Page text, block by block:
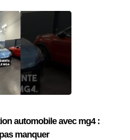
automobile avec mg4 :
manquer